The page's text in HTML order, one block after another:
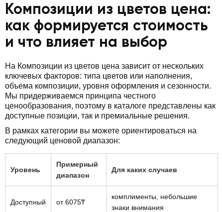
Композиции из цветов цена:
как формируется стоимость
и что влияет на выбор
На Композиции из цветов цена зависит от нескольких
ключевых факторов: типа цветов или наполнения,
объема композиции, уровня оформления и сезонности.
Мы придерживаемся принципа честного
ценообразования, поэтому в каталоге представлены как
доступные позиции, так и премиальные решения.
В рамках категории вы можете ориентироваться на
следующий ценовой диапазон:
Уровень
Примерный
диапазон
Для каких случаев
Доступный от 6075₸
комплименты, небольшие
знаки внимания